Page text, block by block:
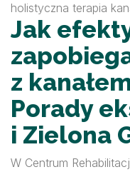
holistyczna terapia
Jak
z
Porady
i Zielona
W Centrum